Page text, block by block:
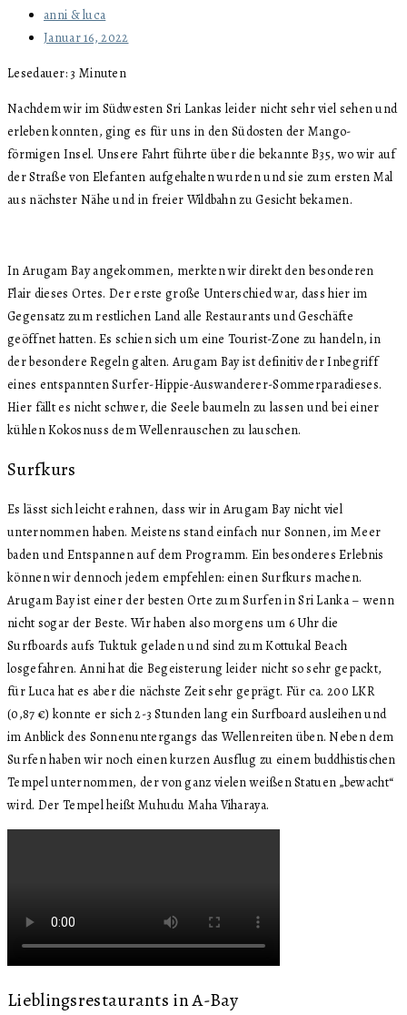
anni & luca
Januar 16, 2022
Lesedauer: 3 Minuten
Nachdem wir im Südwesten Sri Lankas leider nicht sehr viel sehen und
erleben konnten, ging es für uns in den Südosten der Mango-
förmigen Insel. Unsere Fahrt führte über die bekannte B35, wo wir auf
der Straße von Elefanten aufgehalten wurden und sie zum ersten Mal
aus nächster Nähe und in freier Wildbahn zu Gesicht bekamen.
In Arugam Bay angekommen, merkten wir direkt den besonderen
Flair dieses Ortes. Der erste große Unterschied war, dass hier im
Gegensatz zum restlichen Land alle Restaurants und Geschäfte
geöffnet hatten. Es schien sich um eine Tourist-Zone zu handeln, in
der besondere Regeln galten. Arugam Bay ist definitiv der Inbegriff
eines entspannten Surfer-Hippie-Auswanderer-Sommerparadieses.
Hier fällt es nicht schwer, die Seele baumeln zu lassen und bei einer
kühlen Kokosnuss dem Wellenrauschen zu lauschen.
Surfkurs
Es lässt sich leicht erahnen, dass wir in Arugam Bay nicht viel
unternommen haben. Meistens stand einfach nur Sonnen, im Meer
baden und Entspannen auf dem Programm. Ein besonderes Erlebnis
können wir dennoch jedem empfehlen: einen Surfkurs machen.
Arugam Bay ist einer der besten Orte zum Surfen in Sri Lanka – wenn
nicht sogar der Beste. Wir haben also morgens um 6 Uhr die
Surfboards aufs Tuktuk geladen und sind zum Kottukal Beach
losgefahren. Anni hat die Begeisterung leider nicht so sehr gepackt,
für Luca hat es aber die nächste Zeit sehr geprägt. Für ca. 200 LKR
(0,87 €) konnte er sich 2-3 Stunden lang ein Surfboard ausleihen und
im Anblick des Sonnenuntergangs das Wellenreiten üben. Neben dem
Surfen haben wir noch einen kurzen Ausflug zu einem buddhistischen
Tempel unternommen, der von ganz vielen weißen Statuen „bewacht“
wird. Der Tempel heißt Muhudu Maha Viharaya.
Lieblingsrestaurants in A-Bay